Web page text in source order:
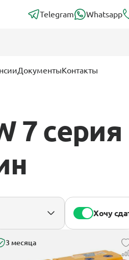
Telegram Whatsapp
ДокументыКонтакты
серия
Хочу
3 месяца